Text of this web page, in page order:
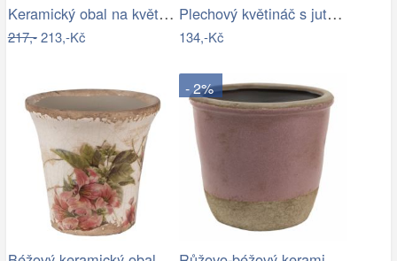
Keramický obal na květináč s jemnými…
217,-213,-Kč
Plechový květináč s jutovými uchy…
134,-Kč
- 2%